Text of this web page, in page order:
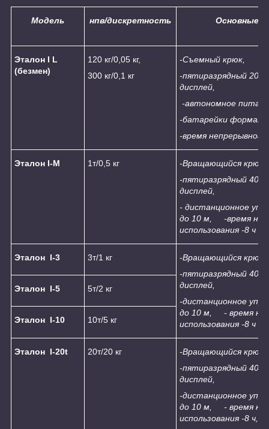
Модель нпв/дискретность Основные
Эталон I L
(безмен)
120 кг/0,05 кг,
300 кг/0,1 кг
-Съемный крюк,
-пятиразрядный
дисплей,
-автономное
-батарейки
-время непрерывного
Эталон I-М 1т/0,5 кг -Вращающийся крюк
-пятиразрядный 4
дисплей,
- дистанционное
до 10 м, -время
использования -8 ч
Эталон I-3 3т/1 кг -Вращающийся крюк
-пятиразрядный 4
дисплей,
-дистанционное
до 10 м, - время
использования -8 ч
Эталон I-5 5т/2 кг
Эталон I-10 10т/5 кг
Эталон I-20t 20т/20 кг -Вращающийся крюк
-пятиразрядный 4
дисплей,
-дистанционное
до 10 м, - время
использования -8 ч,